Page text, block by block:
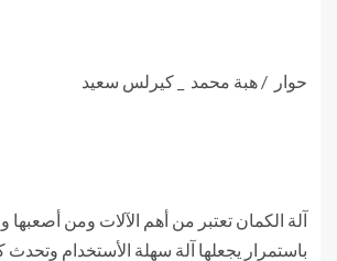
حوار / هبة محمد _ كيرلس سعيد
آلة الكمان تعتبر من أهم الآلات ومن أصعبها
باستمرار يجعلها آلة سهلة الأستخدام